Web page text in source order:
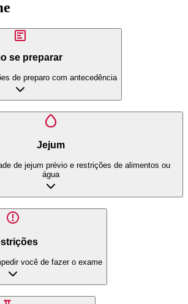
se preparar
de preparo com antecedência
Jejum
de jejum prévio e restrições de alimentos ou
água
você de fazer o exame